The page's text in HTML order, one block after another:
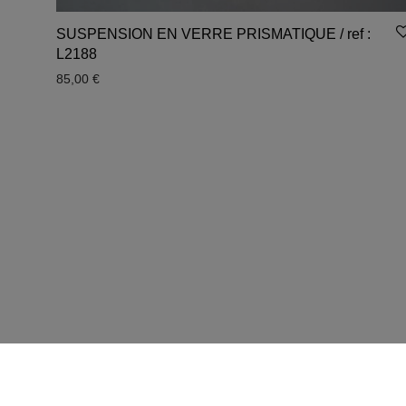
SUSPENSION EN VERRE PRISMATIQUE / ref :
L2188
85,00 €